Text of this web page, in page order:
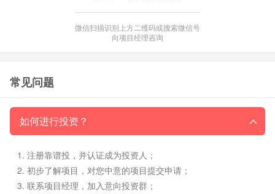
微信扫描识别上方二维码或搜索微信号
向项目经理咨询
常见问题
如何进行投资？
注册靠谱投，并认证成为投资人；
初步了解项目，对您中意的项目提交申请；
联系项目经理，加入意向投资群；